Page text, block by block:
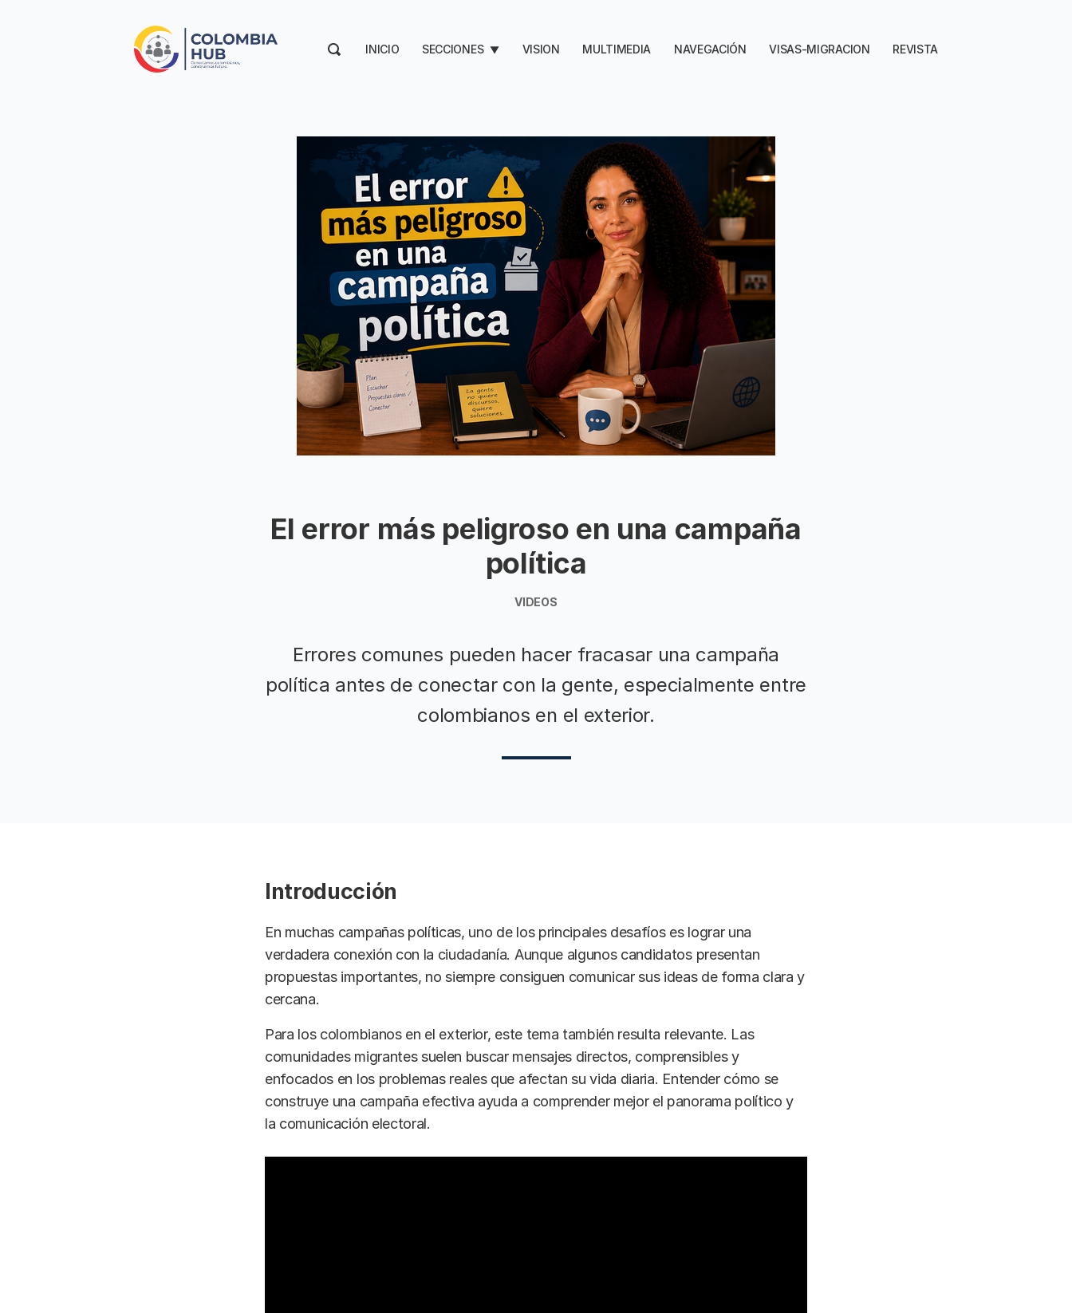
INICIO SECCIONES ▼ VISION MULTIMEDIA NAVEGACIÓN VISAS-MIGRACION REVISTA
El error más peligroso en una campaña
política
VIDEOS
Errores comunes pueden hacer fracasar una campaña
política antes de conectar con la gente, especialmente entre
colombianos en el exterior.
Introducción
En muchas campañas políticas, uno de los principales desafíos es lograr una
verdadera conexión con la ciudadanía. Aunque algunos candidatos presentan
propuestas importantes, no siempre consiguen comunicar sus ideas de forma clara y
cercana.
Para los colombianos en el exterior, este tema también resulta relevante. Las
comunidades migrantes suelen buscar mensajes directos, comprensibles y
enfocados en los problemas reales que afectan su vida diaria. Entender cómo se
construye una campaña efectiva ayuda a comprender mejor el panorama político y
la comunicación electoral.